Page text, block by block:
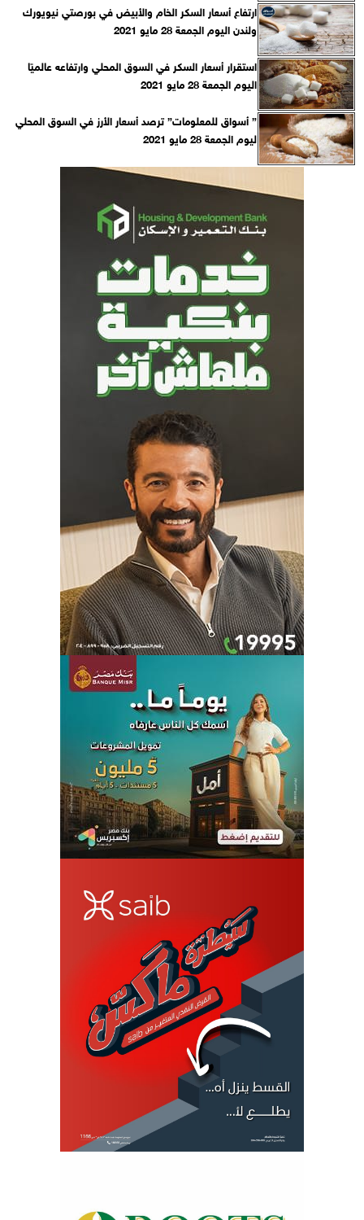
ارتفاع أسعار السكر الخام والأبيض في بورصتي نيويورك
ولندن اليوم الجمعة 28 مايو 2021
استقرار أسعار السكر في السوق المحلي وارتفاعه عالميًا
اليوم الجمعة 28 مايو 2021‏
‏” أسواق للمعلومات” ترصد أسعار الأرز في السوق المحلي
ليوم الجمعة 28 ‏مايو 2021‏